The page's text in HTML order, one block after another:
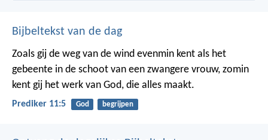
Bijbeltekst van de dag
Zoals gij de weg van de wind evenmin kent als het
gebeente in de schoot van een zwangere vrouw, zomin
kent gij het werk van God, die alles maakt.
Prediker 11:5 God begrijpen